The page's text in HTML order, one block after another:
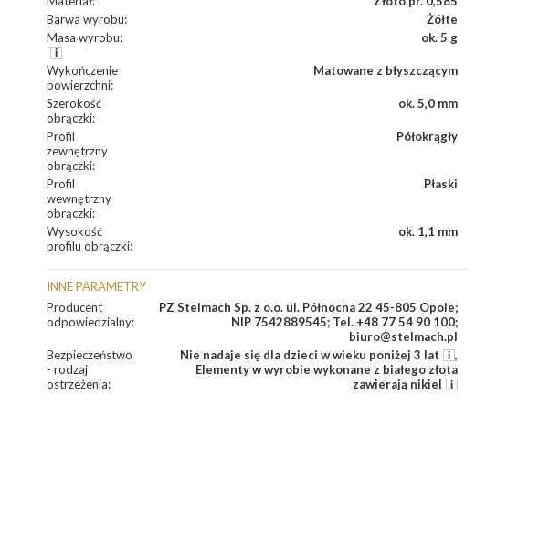
Barwa wyrobu:
Żółte
Masa wyrobu: ok. 5 g
Wykończenie
powierzchni:
Matowane z błyszczącym
Szerokość
obrączki:
ok. 5,0 mm
Profil
zewnętrzny
obrączki:
Półokrągły
Profil
wewnętrzny
obrączki:
Płaski
Wysokość
profilu obrączki:
ok. 1,1 mm
INNE PARAMETRY
Producent
odpowiedzialny:
PZ Stelmach Sp. z o.o. ul. Północna 22 45-805 Opole;
NIP 7542889545; Tel. +48 77 54 90 100;
biuro@stelmach.pl
Bezpieczeństwo
- rodzaj
ostrzeżenia:
Nie nadaje się dla dzieci w wieku poniżej 3 lat
,
Elementy w wyrobie wykonane z białego złota
zawierają nikiel